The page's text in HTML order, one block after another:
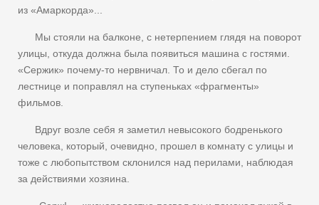
из «Амаркорда»...
Мы стояли на балконе, с нетерпением глядя на поворот
улицы, откуда должна была появиться машина с гостями.
«Сержик» почему-то нервничал. То и дело сбегал по
лестнице и поправлял на ступеньках «фрагменты»
фильмов.
Вдруг возле себя я заметил невысокого бодренького
человека, который, очевидно, прошел в комнату с улицы и
тоже с любопытством склонился над перилами, наблюдая
за действиями хозяина.